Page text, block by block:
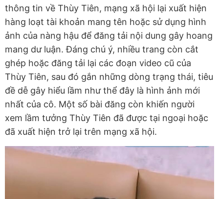
thông tin về Thùy Tiên, mạng xã hội lại xuất hiện
hàng loạt tài khoản mang tên hoặc sử dụng hình
ảnh của nàng hậu để đăng tải nội dung gây hoang
mang dư luận. Đáng chú ý, nhiều trang còn cắt
ghép hoặc đăng tải lại các đoạn video cũ của
Thùy Tiên, sau đó gắn những dòng trạng thái, tiêu
đề dễ gây hiểu lầm như thể đây là hình ảnh mới
nhất của cô. Một số bài đăng còn khiến người
xem lầm tưởng Thùy Tiên đã được tại ngoại hoặc
đã xuất hiện trở lại trên mạng xã hội.